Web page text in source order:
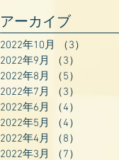
アーカイブ
2022年10月 （3）
2022年9月
（3）
2022年8月
（5）
2022年7月
（3）
2022年6月
（4）
2022年5月
（4）
2022年4月
（8）
2022年3月
（7）